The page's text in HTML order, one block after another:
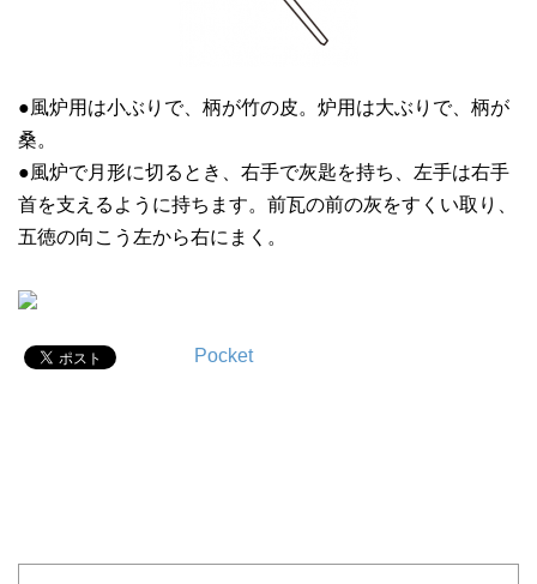
●風炉用は小ぶりで、柄が竹の皮。炉用は大ぶりで、柄が
桑。
●風炉で月形に切るとき、右手で灰匙を持ち、左手は右手
首を支えるように持ちます。前瓦の前の灰をすくい取り、
五徳の向こう左から右にまく。
Pocket